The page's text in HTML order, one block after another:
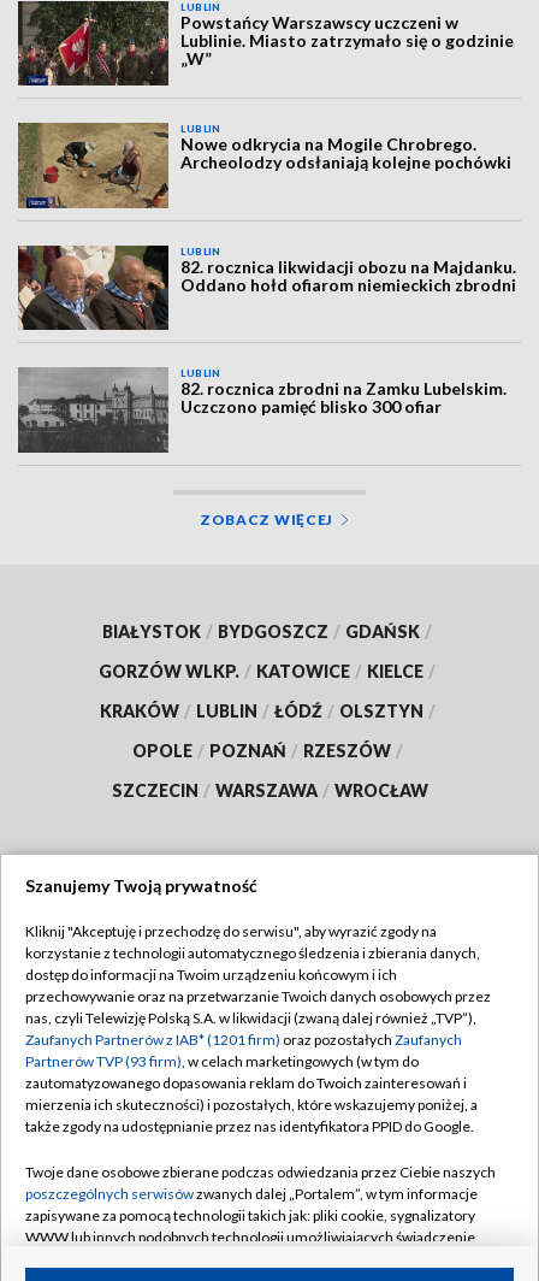
LUBLIN
Powstańcy Warszawscy uczczeni w
Lublinie. Miasto zatrzymało się o godzinie
„W”
LUBLIN
Nowe odkrycia na Mogile Chrobrego.
Archeolodzy odsłaniają kolejne pochówki
LUBLIN
82. rocznica likwidacji obozu na Majdanku.
Oddano hołd ofiarom niemieckich zbrodni
LUBLIN
82. rocznica zbrodni na Zamku Lubelskim.
Uczczono pamięć blisko 300 ofiar
ZOBACZ WIĘCEJ
BIAŁYSTOK / BYDGOSZCZ / GDAŃSK /
GORZÓW WLKP. / KATOWICE / KIELCE /
KRAKÓW / LUBLIN / ŁÓDŹ / OLSZTYN /
OPOLE / POZNAŃ / RZESZÓW /
SZCZECIN / WARSZAWA / WROCŁAW
TVP
Abonament TVP
Emisja w TVP
Centrum informacji TVP
Naziemna Telewizja Cyfrowa
Rada Programowa
System NOS
Informacje o nadawcy
Regulamin TVP
Polityka prywatności
Moje zgody
Pomoc
Kontakt
Kanały
Szanujemy Twoją prywatność
Kliknij "Akceptuję i przechodzę do serwisu", aby wyrazić zgody na
korzystanie z technologii automatycznego śledzenia i zbierania danych,
dostęp do informacji na Twoim urządzeniu końcowym i ich
przechowywanie oraz na przetwarzanie Twoich danych osobowych przez
nas, czyli Telewizję Polską S.A. w likwidacji (zwaną dalej również „TVP”),
Zaufanych Partnerów z IAB* (1201 firm) oraz pozostałych Zaufanych
Partnerów TVP (93 firm), w celach marketingowych (w tym do
zautomatyzowanego dopasowania reklam do Twoich zainteresowań i
mierzenia ich skuteczności) i pozostałych, które wskazujemy poniżej, a
także zgody na udostępnianie przez nas identyfikatora PPID do Google.
Twoje dane osobowe zbierane podczas odwiedzania przez Ciebie naszych
poszczególnych serwisówzwanych dalej „Portalem”, w tym informacje
zapisywane za pomocą technologii takich jak: pliki cookie, sygnalizatory
WWW lub innych podobnych technologii umożliwiających świadczenie